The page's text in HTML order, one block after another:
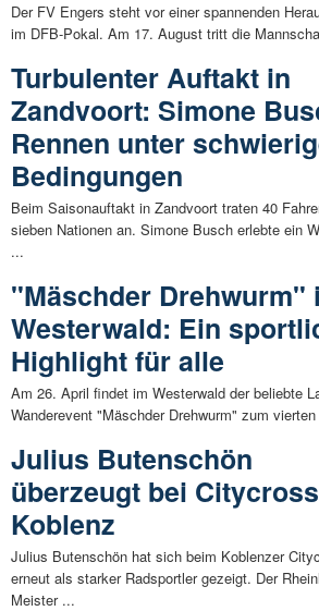
Der FV Engers steht vor einer spannenden
im DFB-Pokal. Am 17. August tritt die
Turbulenter Auftakt in
Zandvoort: Simone
Rennen unter
Bedingungen
Beim Saisonauftakt in Zandvoort traten 40
sieben Nationen an. Simone Busch erlebte ein
...
"Mäschder Drehwurm"
Westerwald: Ein
Highlight für alle
Am 26. April findet im Westerwald der beliebte
Wanderevent "Mäschder Drehwurm" zum
Julius Butenschön
überzeugt bei
Koblenz
Julius Butenschön hat sich beim Koblenzer
erneut als starker Radsportler gezeigt. Der
Meister ...